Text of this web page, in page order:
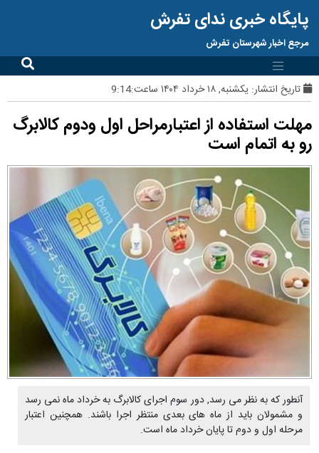
پایگاه خبری ندای تفرش
مرجع اخبار شهرستان تفرش
تاریخ انتشار: یکشنبه, ۱۸ خرداد ۱۴۰۴ ساعت:9:14
مهلت استفاده از اعتبارمراحل اول ودوم کالابرگ
رو به اتمام است
آنطور که به نظر می رسد, دور سوم اجرای کالابرگ به خرداد ماه نمی رسد
و مشمولان باید از ماه های بعدی منتظر اجرا باشند. همچنین اعتبار
مرحله اول و دوم تا پایان خرداد ماه است.